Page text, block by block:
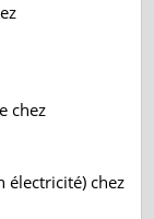
chez
électricité) chez